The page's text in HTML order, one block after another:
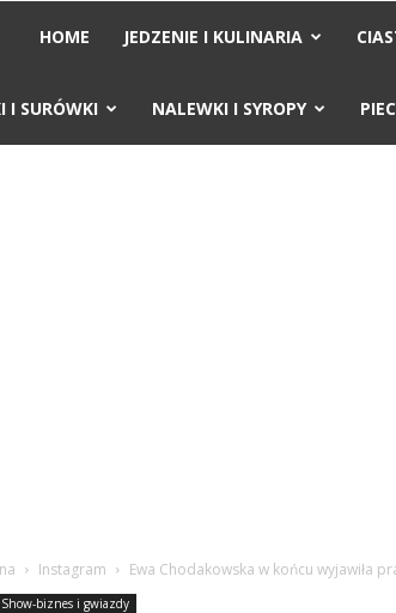
News
Cafe
HOME JEDZENIE I KULINARIA
I SURÓWKI NALEWKI I SYROPY
Instagram Ewa Chodakowska w końcu wyjawiła
Show-biznes i gwiazdy